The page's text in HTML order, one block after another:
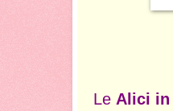
Le Alici in